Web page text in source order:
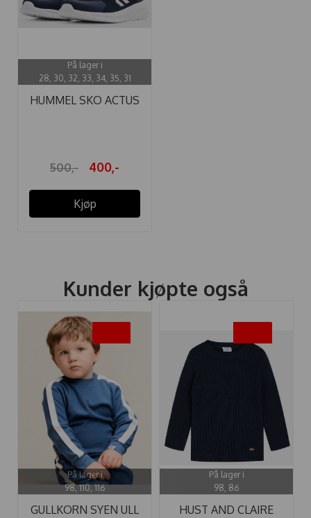
På lager i
28, 30, 32, 33, 34, 35, 31
HUMMEL SKO ACTUS
500,- 400,-
Kjøp
Kunder kjøpte også
På lager i
98, 110, 116
GULLKORN SYEN ULL
På lager i
98, 86
HUST AND CLAIRE